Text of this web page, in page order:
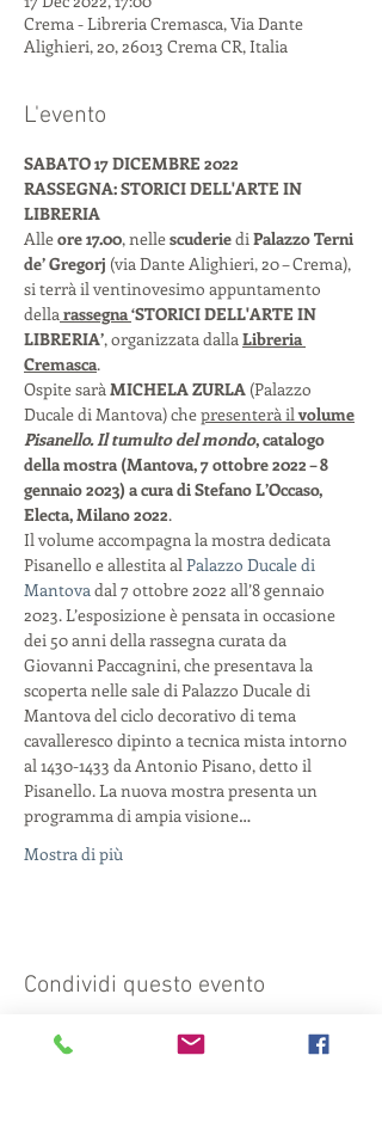
Crema - Libreria Cremasca, Via Dante
Alighieri, 20, 26013 Crema CR, Italia
L'evento
SABATO 17 DICEMBRE 2022
RASSEGNA: STORICI DELL'ARTE IN
LIBRERIA
Alle ore 17.00, nelle scuderie di Palazzo Terni
de’ Gregorj (via Dante Alighieri, 20 – Crema),
si terrà il ventinovesimo appuntamento
della rassegna ‘STORICI DELL'ARTE IN
LIBRERIA’, organizzata dalla Libreria
Cremasca.
Ospite sarà MICHELA ZURLA (Palazzo
Ducale di Mantova) che presenterà il volume
Pisanello. Il tumulto del mondo, catalogo
della mostra (Mantova, 7 ottobre 2022 – 8
gennaio 2023) a cura di Stefano L’Occaso,
Electa, Milano 2022.
Il volume accompagna la mostra dedicata
Pisanello e allestita al Palazzo Ducale di
Mantova dal 7 ottobre 2022 all’8 gennaio
2023. L’esposizione è pensata in occasione
dei 50 anni della rassegna curata da
Giovanni Paccagnini, che presentava la
scoperta nelle sale di Palazzo Ducale di
Mantova del ciclo decorativo di tema
cavalleresco dipinto a tecnica mista intorno
al 1430-1433 da Antonio Pisano, detto il
Pisanello. La nuova mostra presenta un
programma di ampia visione…
Mostra di più
Condividi questo evento